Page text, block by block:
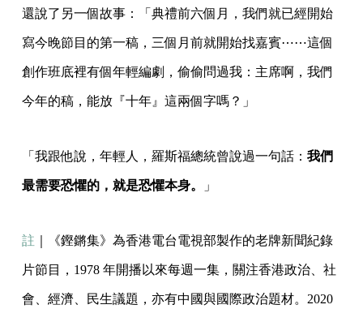
還說了另一個故事：「典禮前六個月，我們就已經開始
寫今晚節目的第一稿，三個月前就開始找嘉賓⋯⋯這個
創作班底裡有個年輕編劇，偷偷問過我：主席啊，我們
今年的稿，能放『十年』這兩個字嗎？」
「我跟他說，年輕人，羅斯福總統曾說過一句話： 我們
最需要恐懼的，就是恐懼本身。 」
註 ｜《鏗鏘集》為香港電台電視部製作的老牌新聞紀錄
片節目，1978 年開播以來每週一集，關注香港政治、社
會、經濟、民生議題，亦有中國與國際政治題材。2020